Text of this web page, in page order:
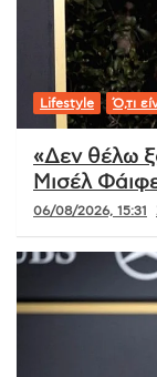
Lifestyle Ό,τι
«Δεν θέλω
Μισέλ
06/08/2026, 15:31